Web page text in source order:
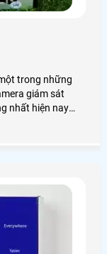
trong những
giám sát
nhất hiện nay.